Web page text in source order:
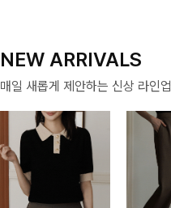
NEW ARRIVALS
매일 새롭게 제안하는 신상 라인업